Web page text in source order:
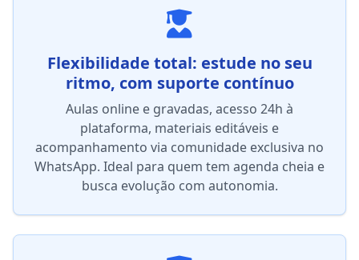
Flexibilidade total: estude no seu
ritmo, com suporte contínuo
Aulas online e gravadas, acesso 24h à
plataforma, materiais editáveis e
acompanhamento via comunidade exclusiva no
WhatsApp. Ideal para quem tem agenda cheia e
busca evolução com autonomia.